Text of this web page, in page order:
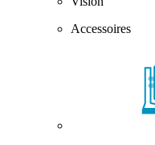
Accessoires